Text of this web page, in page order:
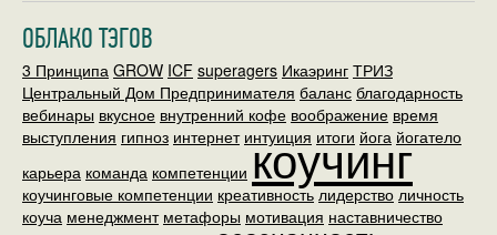
ОБЛАКО ТЭГОВ
3 Принципа GROW ICF superagers Икаэринг ТРИЗ
Центральный Дом Предпринимателя баланс благодарность
вебинары вкусное внутренний кофе воображение время
выступления гипноз интернет интуиция итоги йога йогатело
карьера команда компетенции коучинг
коучинговые компетенции креативность лидерство личность
коуча менеджмент метафоры мотивация наставничество